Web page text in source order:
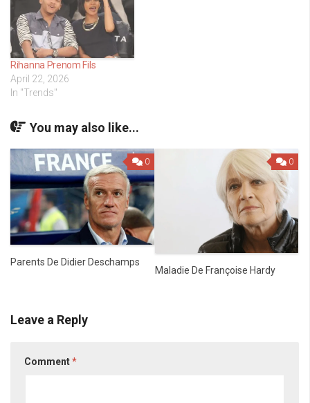
Rihanna Prenom Fils
April 22, 2026
In "Trends"
You may also like...
0
Parents De Didier Deschamps
0
Maladie De Françoise Hardy
Leave a Reply
Comment*